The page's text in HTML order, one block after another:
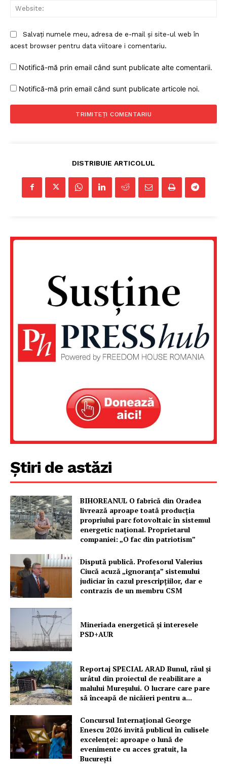
PRESShub
Despre noi / Echipa
Proiecte editoriale
Salvați numele meu, adresa de e-mail și site-ul web în
acest browser pentru data viitoare i comentariu.
Notifică-mă prin email când sunt publicate alte comentarii.
Notifică-mă prin email când sunt publicate articole noi.
DISTRIBUIE ARTICOLUL
Știri de astăzi
BIHOREANUL O fabrică din Oradea
livrează aproape toată producția
propriului parc fotovoltaic în sistemul
energetic național. Proprietarul
companiei: „O fac din patriotism”
Dispută publică. Profesorul Valerius
Ciucă acuză „ignoranța” sistemului
judiciar în cazul prescripțiilor, dar e
contrazis de un membru CSM
Mineriada energetică și interesele
PSD+AUR
Reportaj SPECIAL ARAD Bunul, răul și
urâtul din proiectul de reabilitare a
malului Mureșului. O lucrare care pare
să înceapă de nicăieri pentru a...
Concursul Internațional George
Enescu 2026 invită publicul în culisele
excelenței: aproape o lună de
evenimente cu acces gratuit, la
București